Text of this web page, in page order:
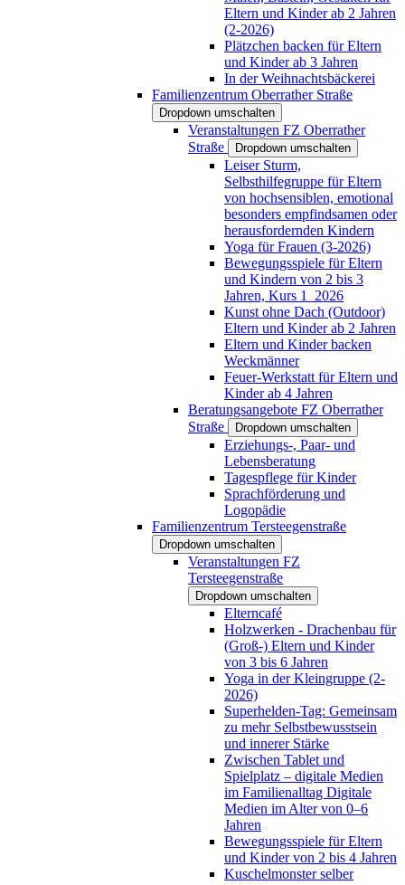
Eltern und Kinder ab 2 Jahren
(2-2026)
Plätzchen backen für Eltern
und Kinder ab 3 Jahren
In der Weihnachtsbäckerei
Familienzentrum Oberrather Straße
Dropdown umschalten
Veranstaltungen FZ Oberrather
Straße
Dropdown umschalten
Leiser Sturm,
Selbsthilfegruppe für Eltern
von hochsensiblen, emotional
besonders empfindsamen oder
herausfordernden Kindern
Yoga für Frauen (3-2026)
Bewegungsspiele für Eltern
und Kindern von 2 bis 3
Jahren, Kurs 1_2026
Kunst ohne Dach (Outdoor)
Eltern und Kinder ab 2 Jahren
Eltern und Kinder backen
Weckmänner
Feuer-Werkstatt für Eltern und
Kinder ab 4 Jahren
Beratungsangebote FZ Oberrather
Straße
Dropdown umschalten
Erziehungs-, Paar- und
Lebensberatung
Tagespflege für Kinder
Sprachförderung und
Logopädie
Familienzentrum Tersteegenstraße
Dropdown umschalten
Veranstaltungen FZ
Tersteegenstraße
Dropdown umschalten
Elterncafé
Holzwerken - Drachenbau für
(Groß-) Eltern und Kinder
von 3 bis 6 Jahren
Yoga in der Kleingruppe (2-
2026)
Superhelden-Tag: Gemeinsam
zu mehr Selbstbewusstsein
und innerer Stärke
Zwischen Tablet und
Spielplatz – digitale Medien
im Familienalltag Digitale
Medien im Alter von 0–6
Jahren
Bewegungsspiele für Eltern
und Kinder von 2 bis 4 Jahren
Kuschelmonster selber